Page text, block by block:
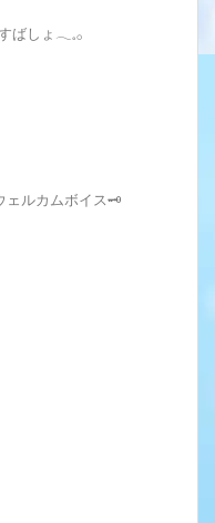
ばしょ𓂃𓈒𓂂
ェルカムボイス🗝